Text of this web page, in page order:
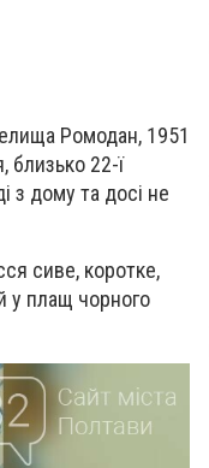
Ромодан, 1951
близько 22-ї
з дому та досі не
сиве, коротке,
у плащ чорного